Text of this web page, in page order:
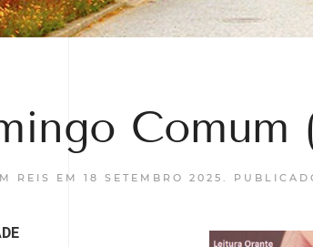
Comum
REIS EM 18 SETEMBRO 2025 .